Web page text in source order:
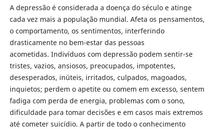
A depressão é considerada a doença do século e atinge
cada vez mais a população mundial. Afeta os pensamentos,
o comportamento, os sentimentos, interferindo
drasticamente no bem-estar das pessoas
acometidas. Indivíduos com depressão podem sentir-se
tristes, vazios, ansiosos, preocupados, impotentes,
desesperados, inúteis, irritados, culpados, magoados,
inquietos; perdem o apetite ou comem em excesso, sentem
fadiga com perda de energia, problemas com o sono,
dificuldade para tomar decisões e em casos mais extremos
até cometer suicídio. A partir de todo o conhecimento